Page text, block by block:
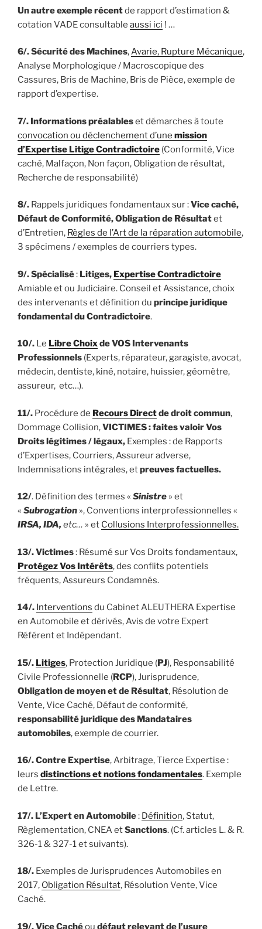
Un autre exemple récentde rapport d’estimation &
cotation VADE consultable aussi ici ! …
6/.Sécurité des Machines,Avarie, Rupture Mécanique,
Analyse Morphologique / Macroscopique des
Cassures, Bris de Machine, Bris de Pièce, exemple de
rapport d’expertise.
7/. Informations préalableset démarches à toute
convocation ou déclenchement d’une mission
d’Expertise Litige Contradictoire (Conformité, Vice
caché, Malfaçon, Non façon, Obligation de résultat,
Recherche de responsabilité)
8/. Rappels juridiques fondamentaux sur :Vice caché,
Défaut de Conformité, Obligation de Résultatet
d’Entretien, Règles de l’Art de la réparation automobile,
3 spécimens / exemples de courriers types.
9/.Spécialisé: Litiges, Expertise Contradictoire
Amiable et ou Judiciaire. Conseil et Assistance, choix
des intervenants et définition du principe juridique
fondamental du Contradictoire.
10/. Le Libre Choixde VOS Intervenants
Professionnels (Experts, réparateur, garagiste, avocat,
médecin, dentiste, kiné, notaire, huissier, géomètre,
assureur, etc…).
11/. Procédure de Recours Directde droit commun,
Dommage Collision,VICTIMES : faites valoir Vos
Droits légitimes / légaux, Exemples : de Rapports
d’Expertises, Courriers, Assureur adverse,
Indemnisations intégrales, etpreuves factuelles.
12/. Définition des termes « Sinistre » et
« Subrogation », Conventions interprofessionnelles «
IRSA, IDA, etc… » et Collusions Interprofessionnelles.
13/.Victimes: Résumé sur Vos Droits fondamentaux,
Protégez Vos Intérêts, des conflits potentiels
fréquents, Assureurs Condamnés.
14/. Interventions du Cabinet ALEUTHERA Expertise
en Automobile et dérivés, Avis de votre Expert
Référent et Indépendant.
15/. Litiges, Protection Juridique (PJ), Responsabilité
Civile Professionnelle (RCP), Jurisprudence,
Obligation de moyen et de Résultat, Résolution de
Vente, Vice Caché, Défaut de conformité,
responsabilité juridique des Mandataires
automobiles, exemple de courrier.
16/.Contre Expertise, Arbitrage, Tierce Expertise :
leurs distinctions et notions fondamentales. Exemple
de Lettre.
17/. L’Expert en Automobile: Définition, Statut,
Règlementation, CNEA etSanctions. (Cf. articles L. & R.
326-1 & 327-1 et suivants).
18/. Exemples de Jurisprudences Automobiles en
2017, Obligation Résultat, Résolution Vente, Vice
Caché.
19/.Vice Cachéou défaut relevant de l’usure